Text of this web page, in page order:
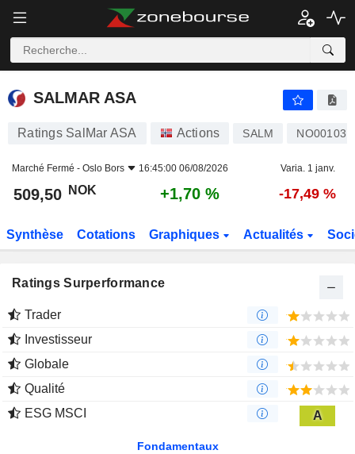
SALMAR ASA
SALMAR ASA
Ratings SalMar ASA Actions SALM
Marché Fermé - Oslo Bors 16:45:00 06/08/2026 Varia. 1 janv.
509,50 NOK +1,70 % -17,49 %
Synthèse Cotations Graphiques Actualités
Ratings Surperformance
Trader
Investisseur
Globale
Qualité
ESG MSCI
A